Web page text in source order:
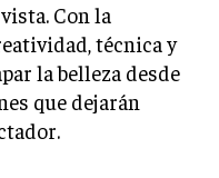
Con la
técnica y
la belleza desde
que dejarán